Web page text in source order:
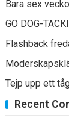
Bara sex
GO DOG-
Flashback
Tejp upp ett
Recent